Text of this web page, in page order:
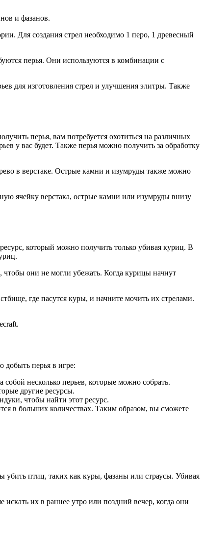
и фазанов.
Для создания стрел необходимо 1 перо, 1 древесный
перья. Они используются в комбинации с
для изготовления стрел и улучшения элитры. Также
перья, вам потребуется охотиться на различных
у вас будет. Также перья можно получить за обработку
в верстаке. Острые камни и изумруды также можно
ячейку верстака, острые камни или изумруды внизу
который можно получить только убивая куриц. В
чтобы они не могли убежать. Когда курицы начнут
где пасутся куры, и начните мочить их стрелами.
добыть перья в игре:
несколько перьев, которые можно собрать.
другие ресурсы.
чтобы найти этот ресурс.
в больших количествах. Таким образом, вы сможете
птиц, таких как куры, фазаны или страусы. Убивая
их в раннее утро или поздний вечер, когда они